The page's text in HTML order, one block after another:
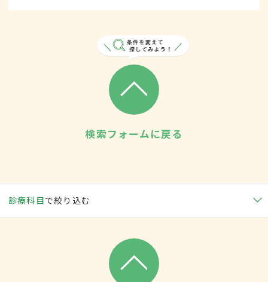
検索フォームに戻る
診療科目で絞り込む